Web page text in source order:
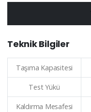
Teknik Bilgiler
Taşıma Kapasitesi
Test Yükü
Kaldırma Mesafesi